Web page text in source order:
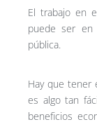
El trabajo en
puede ser en
pública.
Hay que tener
es algo tan
beneficios